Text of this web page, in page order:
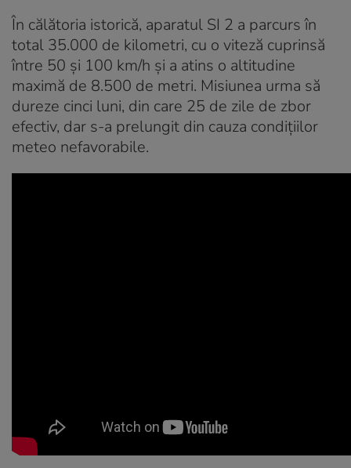
În călătoria istorică, aparatul SI 2 a parcurs în
total 35.000 de kilometri, cu o viteză cuprinsă
între 50 și 100 km/h și a atins o altitudine
maximă de 8.500 de metri. Misiunea urma să
dureze cinci luni, din care 25 de zile de zbor
efectiv, dar s-a prelungit din cauza condițiilor
meteo nefavorabile.